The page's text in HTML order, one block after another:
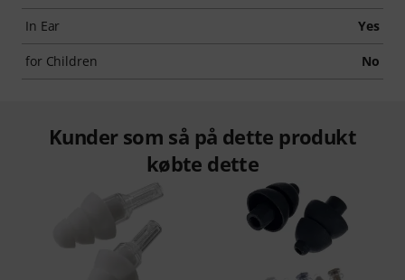
In Ear Yes
for Children No
Kunder som så på dette produkt
købte dette